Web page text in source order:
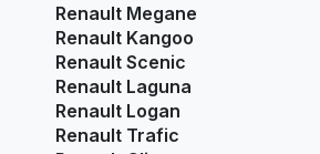
Renault Megane
Renault Kangoo
Renault Scenic
Renault Laguna
Renault Logan
Renault Trafic